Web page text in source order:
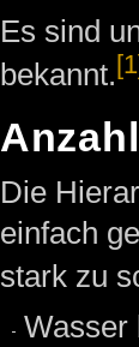
Es sind
bekannt.
Die
einfach
stark zu
Wasser